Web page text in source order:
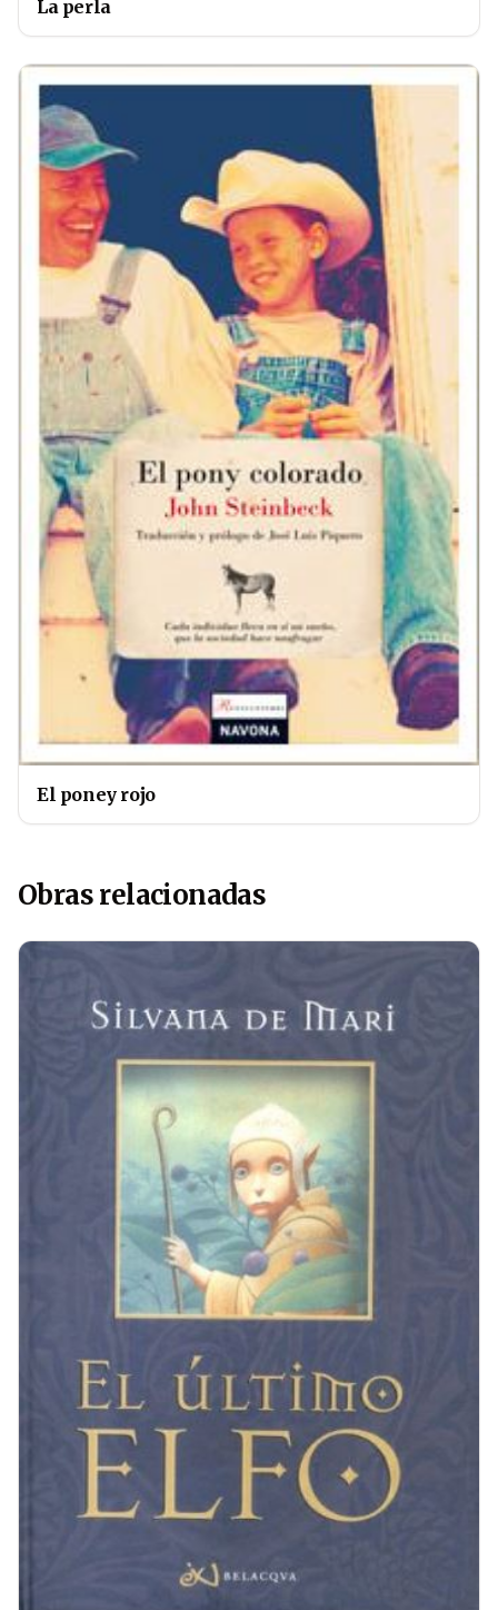
La perla
El poney rojo
Obras relacionadas